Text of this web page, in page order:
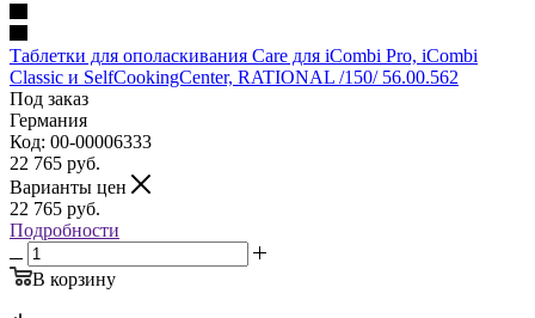
Таблетки для ополаскивания Care для iCombi Pro, iCombi
Classic и SelfCookingCenter, RATIONAL /150/ 56.00.562
Под заказ
Германия
Код: 00-00006333
22 765 руб.
Варианты цен
22 765 руб.
Подробности
В корзину